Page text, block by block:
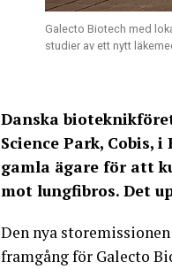
Galecto Biotech med
studier av ett nytt
Danska
Science Park,
gamla ägare för att
mot lungfibros. Det
Den nya
framgång för Galecto